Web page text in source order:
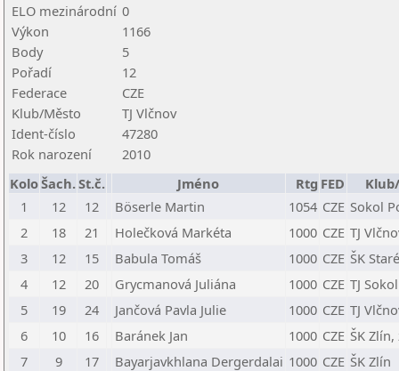
ELO mezinárodní 0
Výkon
1166
Body
5
Pořadí
12
Federace
CZE
Klub/Město
TJ Vlčnov
Ident-číslo
47280
Rok narození
2010
KoloŠach.St.č. Jméno Rtg FED
1
12 12 Böserle Martin 1054 CZE Sokol
2
18 21 Holečková Markéta 1000 CZE TJ
3
12 15 Babula Tomáš 1000 CZE ŠK
4
12 20 Grycmanová Juliána 1000 CZE TJ
5
19 24 Jančová Pavla Julie 1000 CZE TJ
6
10 16 Baránek Jan 1000 CZE ŠK Zlín,
7
9 17 Bayarjavkhlana Dergerdalai 1000 CZE ŠK Zlín